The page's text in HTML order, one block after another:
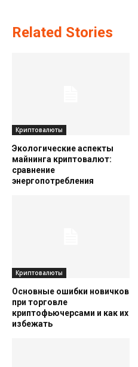
Related Stories
Криптовалюты
Экологические аспекты
майнинга криптовалют:
сравнение
энергопотребления
Криптовалюты
Основные ошибки новичков
при торговле
криптофьючерсами и как их
избежать